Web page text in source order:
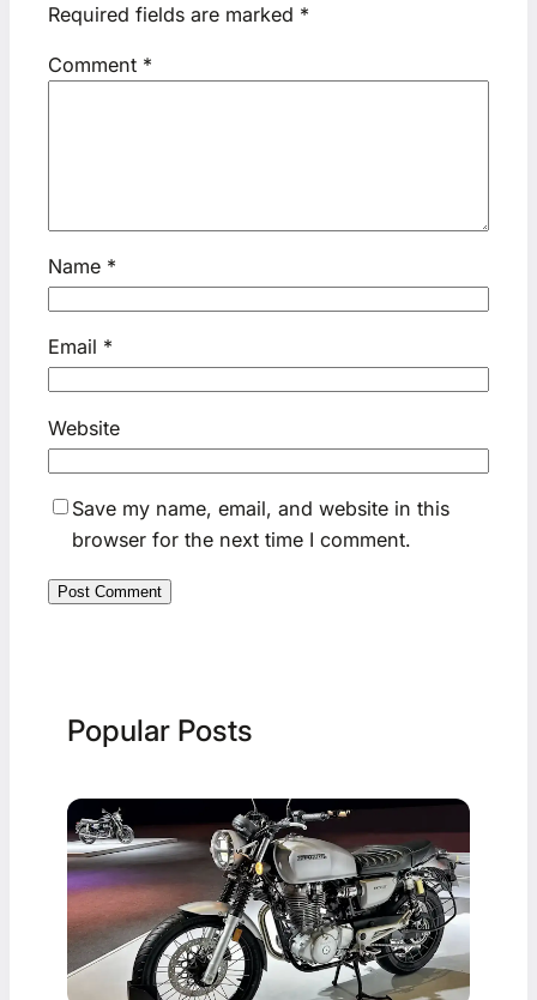
Required fields are marked *
Comment *
Name *
Email *
Website
Save my name, email, and website in this
browser for the next time I comment.
Popular Posts